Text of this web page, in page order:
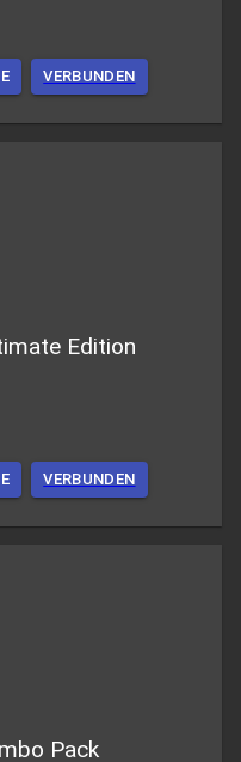
VERBUNDEN
Edition
VERBUNDEN
Pack